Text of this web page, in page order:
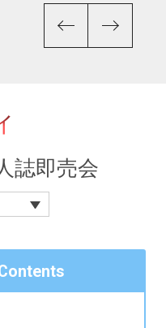
Previous
Next
誌即売会